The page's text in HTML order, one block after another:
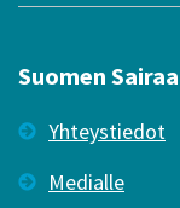
Suomen
Yhteystiedot
Medialle